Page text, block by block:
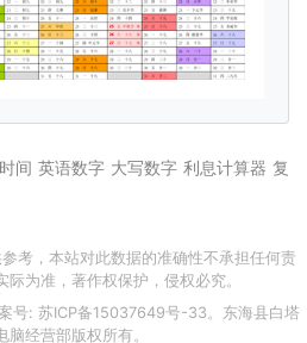
间 英语数字 大写数字 利息计算器 复
考，本站对此数据的准确性不承担任何责
为准，著作权保护，侵权必究。
号: 苏ICP备15037649号-33。东海县白塔
脑经营部版权所有。